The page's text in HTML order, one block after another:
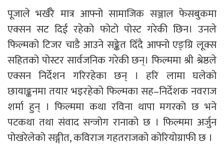
पूजाले भर्खरै मात्र आफ्नो सामाजिक सञ्जाल फेसबुकमा
एक्सन सट दिई रहेको फोटो पोस्ट गरेकी छिन। उनले
फिल्मको टिजर चाडै आउने सङ्केत दिँदै आफ्नो एङ्ग्रि लूक्स
सहितको पोस्टर सार्वजनिक गरेकी छन्। फिल्ममा श्री श्रेष्ठले
एक्सन निर्देशन गरिरहेका छन् । हरि लामा घलेको
छायाङ्कनमा तयार भइरहेको फिल्मका सह–निर्देशक नवराज
शर्मा हुन् । फिल्ममा कथा रविना थापा मगरको छ भने
पटकथा तथा संवाद सन्जोग रानाको छ । फिल्ममा अर्जुन
पोखरेलेको सङ्गीत, कविराज गहतराजको कोरियोग्राफी छ ।